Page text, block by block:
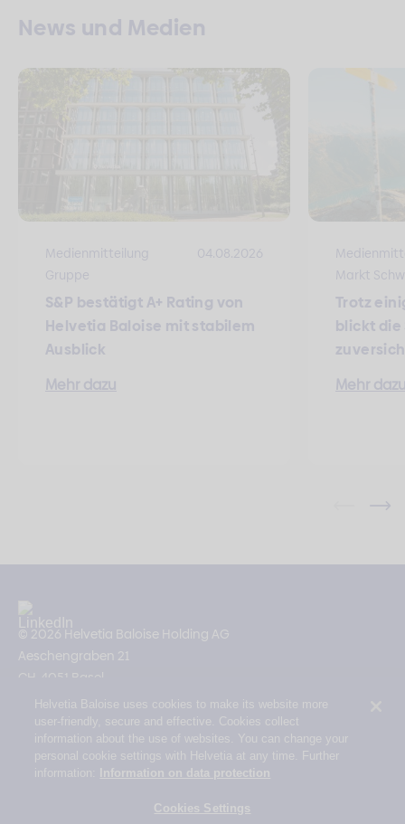
News und Medien
Medienmitteilung
Gruppe
04.08.2026
S&P bestätigt A+ Rating von
Helvetia Baloise mit stabilem
Ausblick
Mehr dazu
Markt
Trotz
blickt die
Mehr
© 2026 Helvetia Baloise Holding AG
Aeschengraben 21
CH-4051 Basel
Impressum
Rechtliche Hinweise
Datenschutz
Helvetia Baloise uses cookies to make its website more
user-friendly, secure and effective. Cookies collect
information about the use of websites. You can change your
personal cookie settings with Helvetia at any time. Further
information:
Information on data protection
Cookies Settings